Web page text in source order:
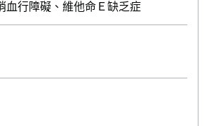
血行障礙、維他命Ｅ缺乏症